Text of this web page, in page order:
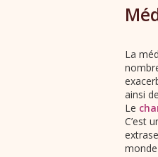
La
ainsi de
Le
C’est